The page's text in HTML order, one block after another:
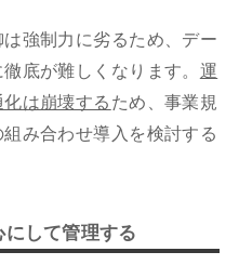
強制力に劣るため、デー
底が難しくなります。 運
は崩壊する ため、事業規
み合わせ導入を検討する
して管理する